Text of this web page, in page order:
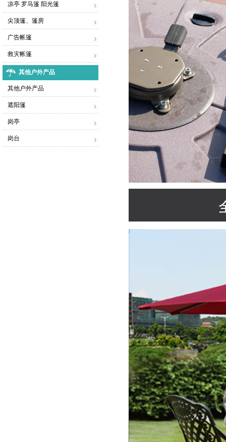
凉亭 罗马篷 阳光篷
尖顶篷、篷房
广告帐篷
救灾帐篷
其他户外产品
其他户外产品
遮阳篷
岗亭
岗台